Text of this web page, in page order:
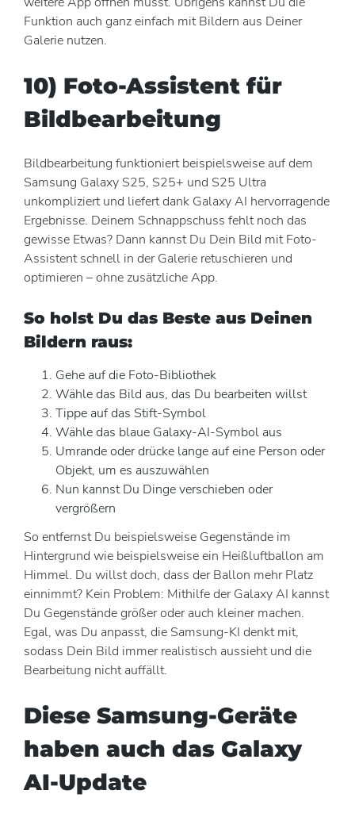
Funktion auch ganz einfach mit Bildern aus Deiner
Galerie nutzen.
10) Foto-Assistent für
Bildbearbeitung
Bildbearbeitung funktioniert beispielsweise auf dem
Samsung Galaxy S25, S25+ und S25 Ultra
unkompliziert und liefert dank Galaxy AI hervorragende
Ergebnisse. Deinem Schnappschuss fehlt noch das
gewisse Etwas? Dann kannst Du Dein Bild mit Foto-
Assistent schnell in der Galerie retuschieren und
optimieren – ohne zusätzliche App.
So holst Du das Beste aus Deinen
Bildern raus:
Gehe auf die Foto-Bibliothek
Wähle das Bild aus, das Du bearbeiten willst
Tippe auf das Stift-Symbol
Wähle das blaue Galaxy-AI-Symbol aus
Umrande oder drücke lange auf eine Person oder
Objekt, um es auszuwählen
Nun kannst Du Dinge verschieben oder
vergrößern
So entfernst Du beispielsweise Gegenstände im
Hintergrund wie beispielsweise ein Heißluftballon am
Himmel. Du willst doch, dass der Ballon mehr Platz
einnimmt? Kein Problem: Mithilfe der Galaxy AI kannst
Du Gegenstände größer oder auch kleiner machen.
Egal, was Du anpasst, die Samsung-KI denkt mit,
sodass Dein Bild immer realistisch aussieht und die
Bearbeitung nicht auffällt.
Diese Samsung-Geräte
haben auch das Galaxy
AI-Update